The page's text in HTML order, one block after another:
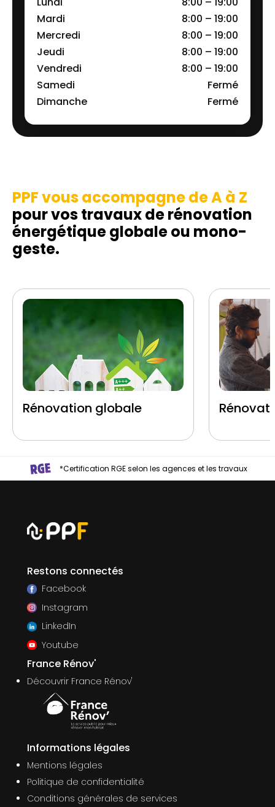
Mardi
8:00 – 19:00
Mercredi
8:00 – 19:00
Jeudi
8:00 – 19:00
Vendredi
8:00 – 19:00
Samedi
Fermé
Dimanche
Fermé
PPF vous accompagne de A à Z
pour vos travaux de rénovation
énergétique globale ou mono-
geste.
Rénovation globale
*Certification RGE selon les agences et les travaux
Restons connectés
Facebook
Instagram
LinkedIn
Youtube
France Rénov'
Découvrir France Rénov'
Informations légales
Mentions légales
Politique de confidentialité
Conditions générales de services